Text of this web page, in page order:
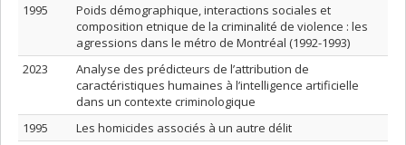
1995
Poids démographique, interactions sociales et
composition etnique de la criminalité de violence : les
agressions dans le métro de Montréal (1992-1993)
2023
Analyse des prédicteurs de l’attribution de
caractéristiques humaines à l’intelligence artificielle
dans un contexte criminologique
1995
Les homicides associés à un autre délit